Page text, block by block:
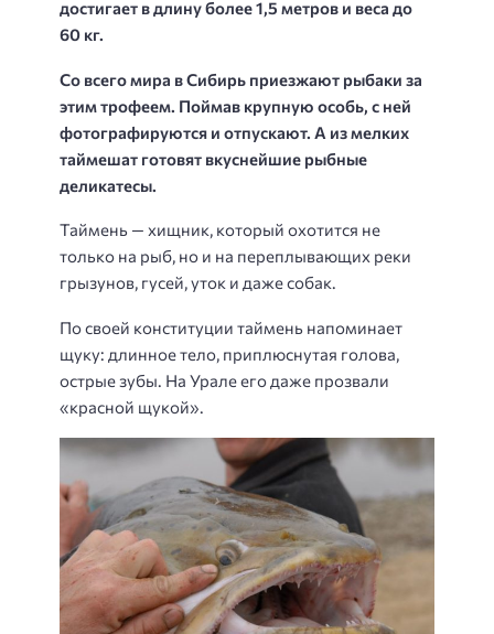
достигает в длину более 1,5 метров и веса до
60 кг.
Со всего мира в Сибирь приезжают рыбаки за
этим трофеем. Поймав крупную особь, с ней
фотографируются и отпускают. А из мелких
таймешат готовят вкуснейшие рыбные
деликатесы.
Таймень — хищник, который охотится не
только на рыб, но и на переплывающих реки
грызунов, гусей, уток и даже собак.
По своей конституции таймень напоминает
щуку: длинное тело, приплюснутая голова,
острые зубы. На Урале его даже прозвали
«красной щукой».